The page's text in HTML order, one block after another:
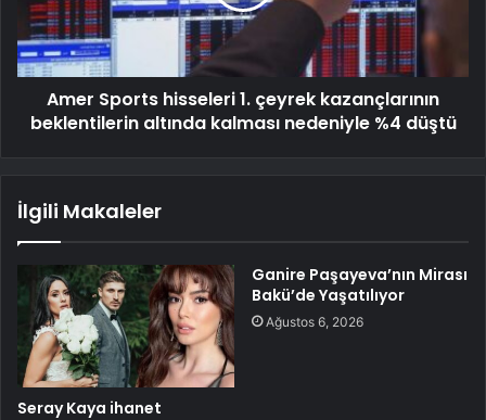
Amer Sports hisseleri 1. çeyrek kazançlarının
beklentilerin altında kalması nedeniyle %4 düştü
İlgili Makaleler
Seray Kaya ihanet
Ganire Paşayeva’nın Mirası
Bakü’de Yaşatılıyor
Ağustos 6, 2026